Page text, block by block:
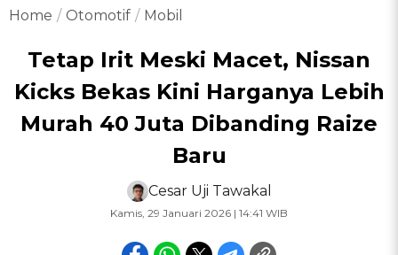
Home Otomotif Mobil
Tetap Irit Meski Macet, Nissan
Kicks Bekas Kini Harganya Lebih
Murah 40 Juta Dibanding Raize
Baru
Cesar Uji Tawakal
Kamis, 29 Januari 2026 | 14:41 WIB